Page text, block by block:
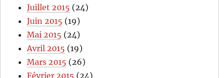
Juillet 2015 (24)
Juin 2015 (19)
Mai 2015 (24)
Avril 2015 (19)
Mars 2015 (26)
Février 2015 (24)